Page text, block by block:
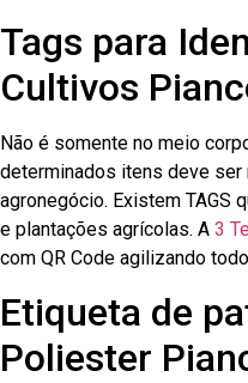
Tags para
Cultivos
Não é somente no meio
determinados itens deve
agronegócio. Existem TAGS
e plantações agrícolas. A 3
com QR Code agilizando
Etiqueta de
Poliester